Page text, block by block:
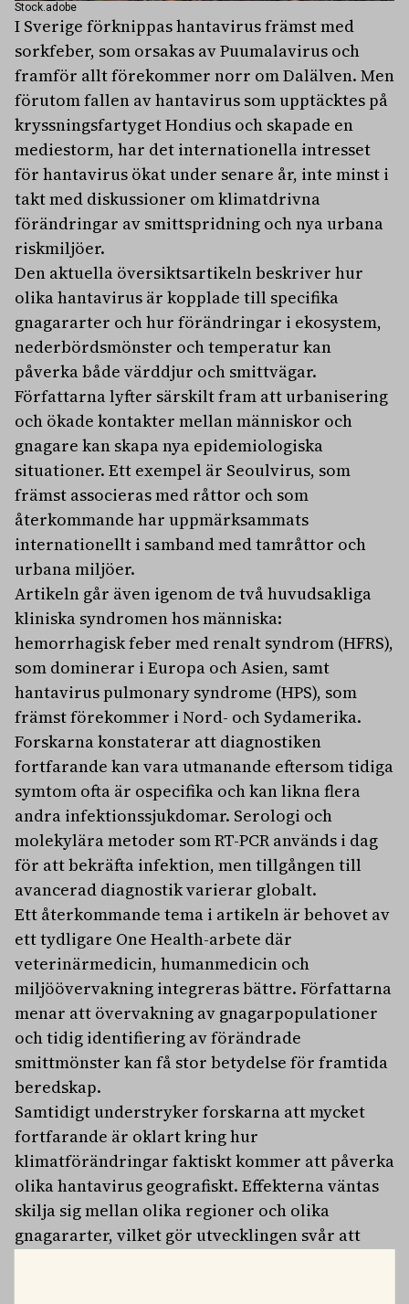
Stock.adobe
I Sverige förknippas hantavirus främst med
sorkfeber, som orsakas av Puumalavirus och
framför allt förekommer norr om Dalälven. Men
förutom fallen av hantavirus som upptäcktes på
kryssningsfartyget Hondius och skapade en
mediestorm, har det internationella intresset
för hantavirus ökat under senare år, inte minst i
takt med diskussioner om klimatdrivna
förändringar av smittspridning och nya urbana
riskmiljöer.
Den aktuella översiktsartikeln beskriver hur
olika hantavirus är kopplade till specifika
gnagararter och hur förändringar i ekosystem,
nederbördsmönster och temperatur kan
påverka både värddjur och smittvägar.
Författarna lyfter särskilt fram att urbanisering
och ökade kontakter mellan människor och
gnagare kan skapa nya epidemiologiska
situationer. Ett exempel är Seoulvirus, som
främst associeras med råttor och som
återkommande har uppmärksammats
internationellt i samband med tamråttor och
urbana miljöer.
Artikeln går även igenom de två huvudsakliga
kliniska syndromen hos människa:
hemorrhagisk feber med renalt syndrom (HFRS),
som dominerar i Europa och Asien, samt
hantavirus pulmonary syndrome (HPS), som
främst förekommer i Nord- och Sydamerika.
Forskarna konstaterar att diagnostiken
fortfarande kan vara utmanande eftersom tidiga
symtom ofta är ospecifika och kan likna flera
andra infektionssjukdomar. Serologi och
molekylära metoder som RT-PCR används i dag
för att bekräfta infektion, men tillgången till
avancerad diagnostik varierar globalt.
Ett återkommande tema i artikeln är behovet av
ett tydligare One Health-arbete där
veterinärmedicin, humanmedicin och
miljöövervakning integreras bättre. Författarna
menar att övervakning av gnagarpopulationer
och tidig identifiering av förändrade
smittmönster kan få stor betydelse för framtida
beredskap.
Samtidigt understryker forskarna att mycket
fortfarande är oklart kring hur
klimatförändringar faktiskt kommer att påverka
olika hantavirus geografiskt. Effekterna väntas
skilja sig mellan olika regioner och olika
gnagararter, vilket gör utvecklingen svår att